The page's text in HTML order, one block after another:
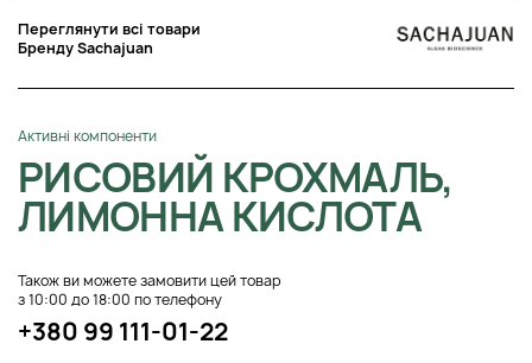
Переглянути всі товари
Бренду Sachajuan
Активні компоненти
РИСОВИЙ КРОХМАЛЬ,
ЛИМОННА КИСЛОТА
Також ви можете замовити цей товар
з 10:00 до 18:00 по телефону
+380 99 111-01-22